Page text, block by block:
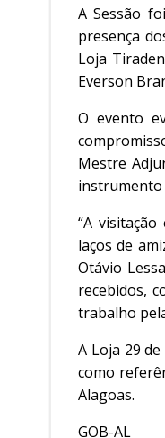
A Sessão
presença
Loja
Everson
O evento
Mestre
instrumento
“A
laços de
Otávio
recebidos,
trabalho
A Loja 29
como
Alagoas.
GOB-AL